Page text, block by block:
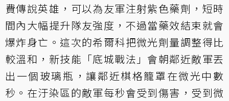
費傳說英雄，可以為友軍注射紫色藥劑，短時
間內大幅提升隊友強度，不過當藥效結束就會
爆炸身亡。這次的希爾科把微光劑量調整得比
較溫和，新技能「底城戰法」會朝鄰近敵軍丟
出一個玻璃瓶，讓鄰近棋格籠罩在微光中數
秒。在汙染區的敵軍每秒會受到傷害，受到微